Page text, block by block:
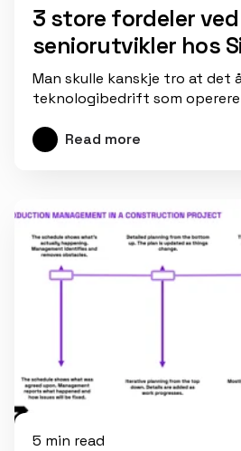
3 store fordeler
seniorutvikler hos
Man skulle kanskje tro at det
teknologibedrift som
Read more
5 min read